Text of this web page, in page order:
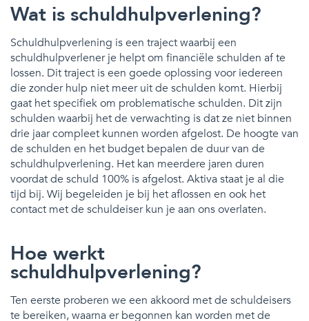
Wat is schuldhulpverlening?
Schuldhulpverlening is een traject waarbij een
schuldhulpverlener je helpt om financiële schulden af te
lossen. Dit traject is een goede oplossing voor iedereen
die zonder hulp niet meer uit de schulden komt. Hierbij
gaat het specifiek om problematische schulden. Dit zijn
schulden waarbij het de verwachting is dat ze niet binnen
drie jaar compleet kunnen worden afgelost. De hoogte van
de schulden en het budget bepalen de duur van de
schuldhulpverlening. Het kan meerdere jaren duren
voordat de schuld 100% is afgelost. Aktiva staat je al die
tijd bij. Wij begeleiden je bij het aflossen en ook het
contact met de schuldeiser kun je aan ons overlaten.
Hoe werkt
schuldhulpverlening?
Ten eerste proberen we een akkoord met de schuldeisers
te bereiken, waarna er begonnen kan worden met de